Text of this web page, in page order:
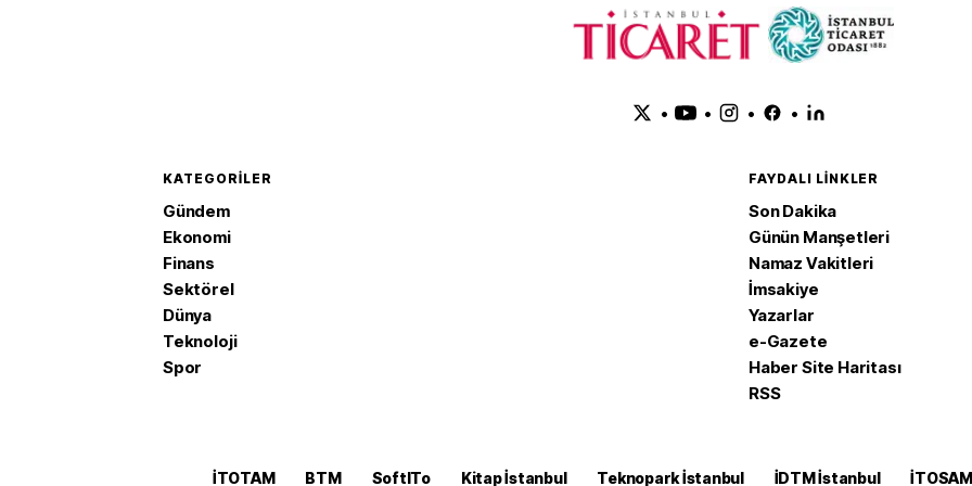
• • • •
KATEGORILER
Gündem
Ekonomi
Finans
Sektörel
Dünya
Teknoloji
Spor
FAYDALI LINKLER
Son Dakika
Günün Manşetleri
Namaz Vakitleri
İmsakiye
Yazarlar
e-Gazete
Haber Site Haritası
RSS
İTOTAM BTM SoftITo Kitap İstanbul Teknopark İstanbul İDTM İstanbul İTOSAM